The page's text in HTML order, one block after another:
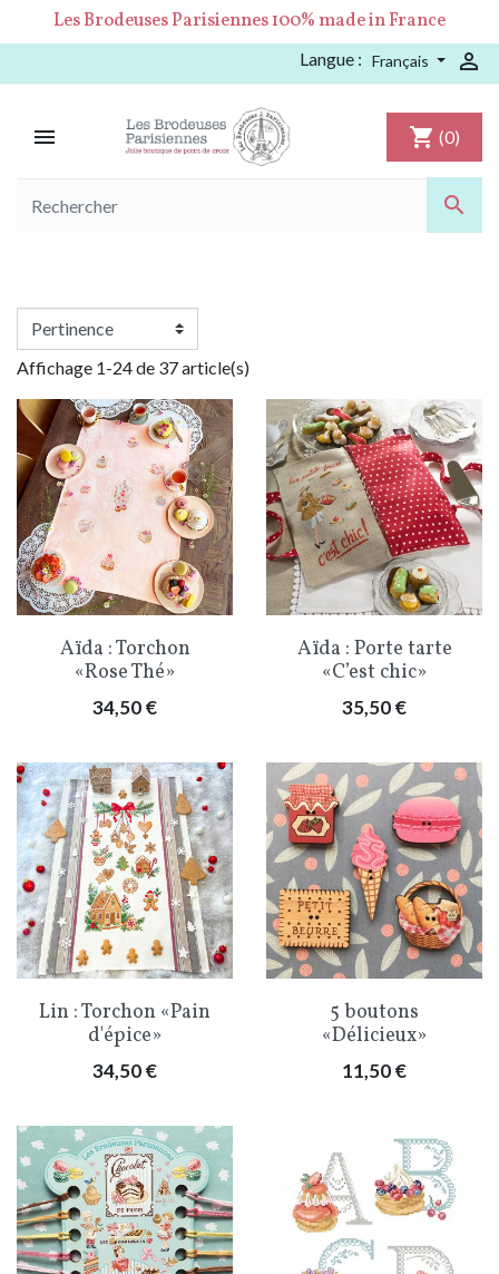
Les Brodeuses Parisiennes 100% made in France
Langue : Français 


shopping_cart (0)
Affichage 1-24 de 37 article(s)
Aïda : Torchon
«Rose Thé»
Prix
34,50 €
Aïda : Porte tarte
«C’est chic»
Prix
35,50 €
Lin : Torchon «Pain
d'épice»
Prix
34,50 €
5 boutons
«Délicieux»
Prix
11,50 €